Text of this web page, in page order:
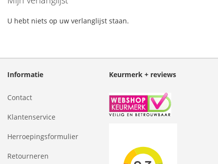
U hebt niets op uw verlanglijst staan.
Informatie
Contact
Klantenservice
Herroepingsformulier
Retourneren
Keurmerk + reviews